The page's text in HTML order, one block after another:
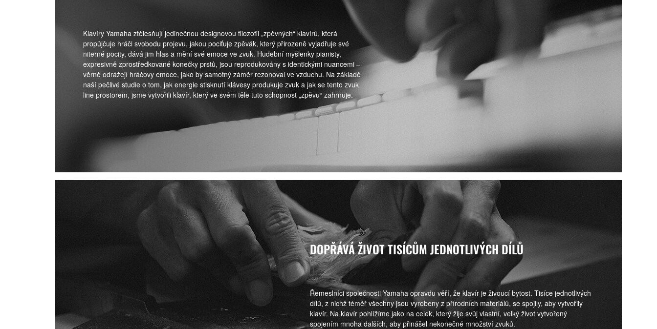
Klavíry Yamaha ztělesňují jedinečnou designovou filozofii „zpěvných“ klavírů, která
propůjčuje hráči svobodu projevu, jakou pociťuje zpěvák, který přirozeně vyjadřuje své
niterné pocity, dává jim hlas a mění své emoce ve zvuk. Hudební myšlenky pianisty,
expresivně zprostředkované konečky prstů, jsou reprodukovány s identickými nuancemi –
věrně odrážejí hráčovy emoce, jako by samotný záměr rezonoval ve vzduchu. Na základě
naší pečlivé studie o tom, jak energie stisknutí klávesy produkuje zvuk a jak se tento zvuk
line prostorem, jsme vytvořili klavír, který ve svém těle tuto schopnost „zpěvu“ zahrnuje.
DOPŘÁVÁ ŽIVOT TISÍCŮM JEDNOTLIVÝCH DÍLŮ
Řemeslníci společnosti Yamaha opravdu věří, že klavír je živoucí bytost. Tisíce jednotlivých
dílů, z nichž téměř všechny jsou vyrobeny z přírodních materiálů, se spojily, aby vytvořily
klavír. Na klavír pohlížíme jako na celek, který žije svůj vlastní, velký život vytvořený
spojením mnoha dalších, aby přinášel nekonečné množství zvuků.